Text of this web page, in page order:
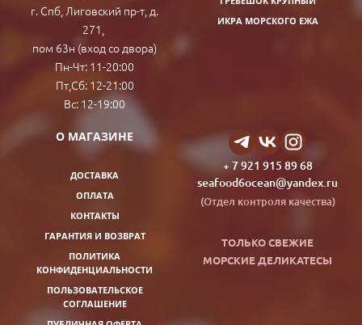
г. Спб, Лиговский пр-т, д.
271,
пом 63н (вход со двора)
Пн-Чт: 11-20:00
Пт,Сб: 12-21:00
Вс: 12-19:00
ИКРА МОРСКОГО ЕЖА
О МАГАЗИНЕ
ДОСТАВКА
ОПЛАТА
КОНТАКТЫ
ГАРАНТИЯ И ВОЗВРАТ
ПОЛИТИКА
КОНФИДЕНЦИАЛЬНОСТИ
ПОЛЬЗОВАТЕЛЬСКОЕ
СОГЛАШЕНИЕ
+ 7 921 915 89 68
seafood6ocean@yandex.ru
(Отдел контроля качества)
ТОЛЬКО СВЕЖИЕ
МОРСКИЕ ДЕЛИКАТЕСЫ